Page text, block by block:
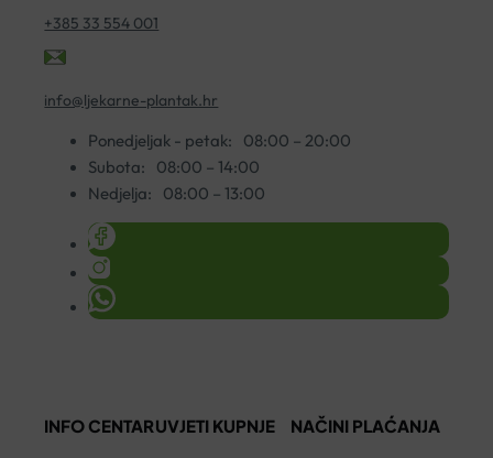
+385 33 554 001
info@ljekarne-plantak.hr
Ponedjeljak - petak:
08:00 – 20:00
Subota:
08:00 – 14:00
Nedjelja:
08:00 – 13:00
INFO CENTARUVJETI KUPNJE NAČINI PLAĆANJA